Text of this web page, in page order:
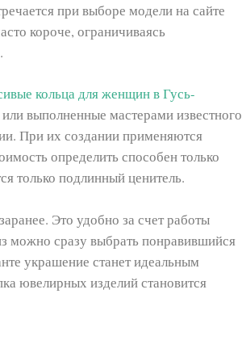
при выборе модели на сайте
короче, ограничиваясь
кольца для женщин в Гусь-
выполненные мастерами известного
При их создании применяются
определить способен только
только подлинный ценитель.
Это удобно за счет работы
можно сразу выбрать понравившийся
украшение станет идеальным
ювелирных изделий становится